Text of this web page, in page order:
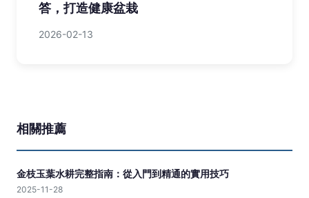
答，打造健康盆栽
2026-02-13
相關推薦
金枝玉葉水耕完整指南：從入門到精通的實用技巧
2025-11-28